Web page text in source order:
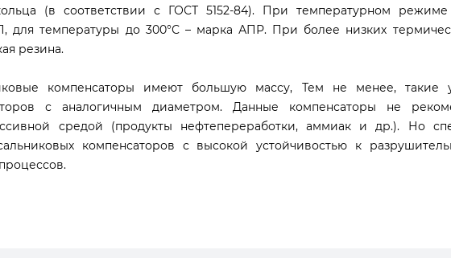
(в соответствии с ГОСТ 5152-84). При температурном
для температуры до 300°С – марка АПР. При более низких
резина.
компенсаторы имеют большую массу, Тем не менее, такие
с аналогичным диаметром. Данные компенсаторы не
средой (продукты нефтепереработки, аммиак и др.). Но
компенсаторов с высокой устойчивостью к